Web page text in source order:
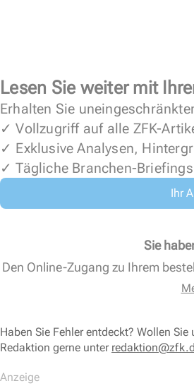
Lesen Sie weiter mit
Erhalten Sie
✓ Vollzugriff auf alle ZFK-
✓ Exklusive Analysen,
✓ Tägliche Branchen-
Ihr
Sie
Den Online-Zugang zu Ihrem
Haben Sie Fehler entdeckt? Wollen
Redaktion gerne unter